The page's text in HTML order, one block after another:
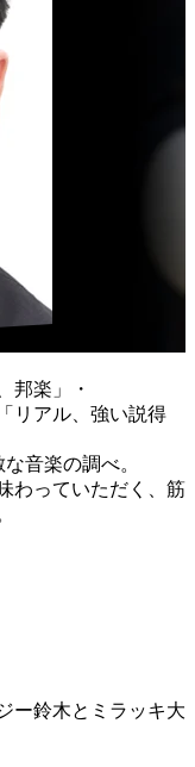
邦楽」・
リアル、強い説得
音楽の調べ。
わっていただく、筋
ー鈴木とミラッキ大